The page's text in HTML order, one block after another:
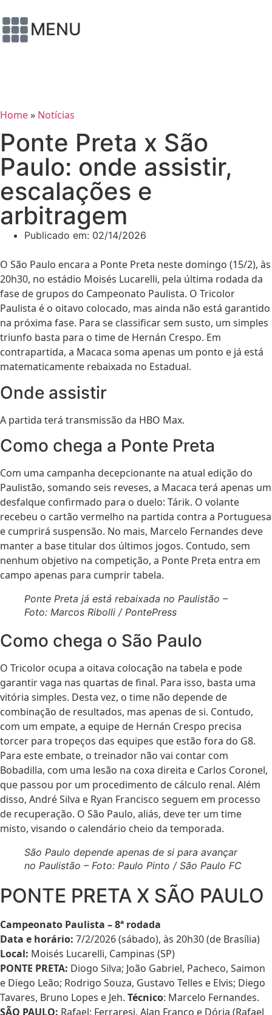
MENU
Home» Notícias
Ponte Preta x São
Paulo: onde assistir,
escalações e
arbitragem
Publicado em: 02/14/2026
O São Paulo encara a Ponte Preta neste domingo (15/2), às
20h30, no estádio Moisés Lucarelli, pela última rodada da
fase de grupos do Campeonato Paulista. O Tricolor
Paulista é o oitavo colocado, mas ainda não está garantido
na próxima fase. Para se classificar sem susto, um simples
triunfo basta para o time de Hernán Crespo. Em
contrapartida, a Macaca soma apenas um ponto e já está
matematicamente rebaixada no Estadual.
Onde assistir
A partida terá transmissão da HBO Max.
Como chega a Ponte Preta
Com uma campanha decepcionante na atual edição do
Paulistão, somando seis reveses, a Macaca terá apenas um
desfalque confirmado para o duelo: Tárik. O volante
recebeu o cartão vermelho na partida contra a Portuguesa
e cumprirá suspensão. No mais, Marcelo Fernandes deve
manter a base titular dos últimos jogos. Contudo, sem
nenhum objetivo na competição, a Ponte Preta entra em
campo apenas para cumprir tabela.
Ponte Preta já está rebaixada no Paulistão –
Foto: Marcos Ribolli / PontePress
Como chega o São Paulo
O Tricolor ocupa a oitava colocação na tabela e pode
garantir vaga nas quartas de final. Para isso, basta uma
vitória simples. Desta vez, o time não depende de
combinação de resultados, mas apenas de si. Contudo,
com um empate, a equipe de Hernán Crespo precisa
torcer para tropeços das equipes que estão fora do G8.
Para este embate, o treinador não vai contar com
Bobadilla, com uma lesão na coxa direita e Carlos Coronel,
que passou por um procedimento de cálculo renal. Além
disso, André Silva e Ryan Francisco seguem em processo
de recuperação. O São Paulo, aliás, deve ter um time
misto, visando o calendário cheio da temporada.
São Paulo depende apenas de si para avançar
no Paulistão – Foto: Paulo Pinto / São Paulo FC
PONTE PRETA X SÃO PAULO
Campeonato Paulista – 8ª rodada
Data e horário: 7/2/2026 (sábado), às 20h30 (de Brasília)
Local: Moisés Lucarelli, Campinas (SP)
PONTE PRETA: Diogo Silva; João Gabriel, Pacheco, Saimon
e Diego Leão; Rodrigo Souza, Gustavo Telles e Elvis; Diego
Tavares, Bruno Lopes e Jeh. Técnico: Marcelo Fernandes.
SÃO PAULO: Rafael; Ferraresi, Alan Franco e Dória (Rafael